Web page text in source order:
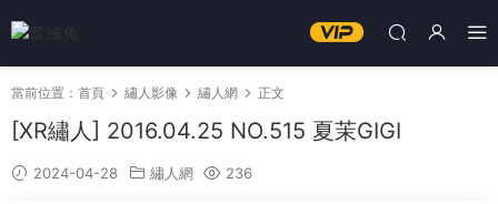
當前位置： 首頁 繡人影像 繡人網 正文
[XR繡人] 2016.04.25 NO.515 夏茉GIGI
2024-04-28 繡人網 236